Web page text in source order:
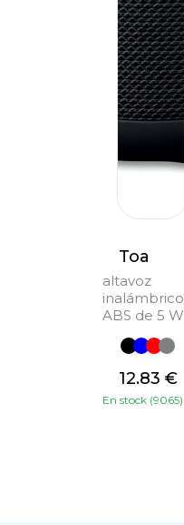
Toa
altavoz
inalámbrico
ABS de 5 W
12.83 €
En stock (9065)